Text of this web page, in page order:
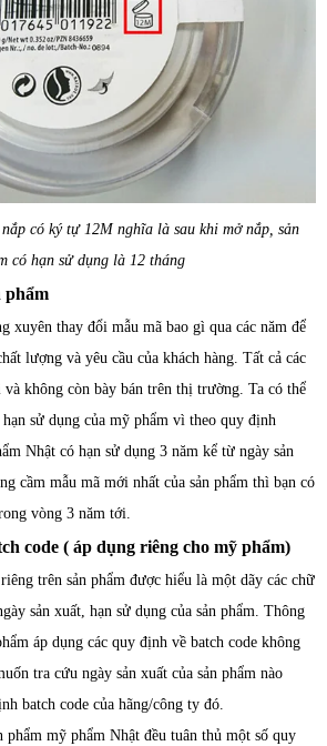
có ký tự 12M nghĩa là sau khi mở nắp, sản
có hạn sử dụng là 12 tháng
phẩm
xuyên thay đổi mẫu mã bao gì qua các năm để
lượng và yêu cầu của khách hàng. Tất cả các
và không còn bày bán trên thị trường. Ta có thể
sử dụng của mỹ phẩm vì theo quy định
Nhật có hạn sử dụng 3 năm kể từ ngày sản
cầm mẫu mã mới nhất của sản phẩm thì bạn có
vòng 3 năm tới.
code ( áp dụng riêng cho mỹ phẩm)
trên sản phẩm được hiểu là một dãy các chữ
sản xuất, hạn sử dụng của sản phẩm. Thông
áp dụng các quy định về batch code không
tra cứu ngày sản xuất của sản phẩm nào
batch code của hãng/công ty đó.
phẩm mỹ phẩm Nhật đều tuân thủ một số quy